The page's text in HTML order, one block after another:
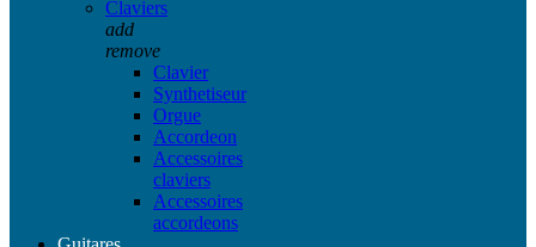
Claviers
add
remove
Clavier
Synthetiseur
Orgue
Accordeon
Accessoires
claviers
Accessoires
accordeons